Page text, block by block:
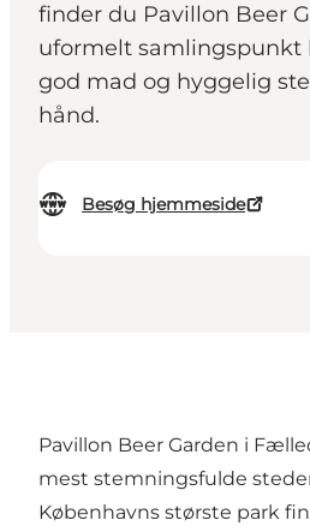
finder du Pavillon Beer
uformelt samlingspunkt
god mad og hyggelig
hånd.
Besøg hjemmeside
Pavillon Beer Garden i
mest stemningsfulde
Københavns største park